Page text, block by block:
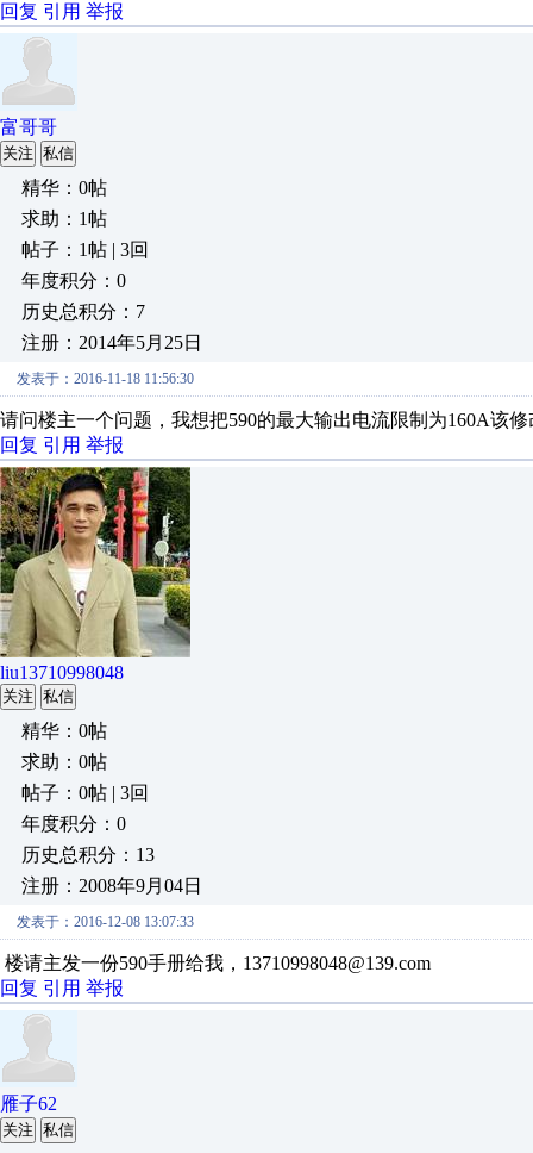
回复 引用 举报
富哥哥
关注 私信
精华：0帖
求助：1帖
帖子：1帖 | 3回
年度积分：0
历史总积分：7
注册：2014年5月25日
发表于：2016-11-18 11:56:30
请问楼主一个问题，我想把590的最大输出电流限制为160A该
回复 引用 举报
liu13710998048
关注 私信
精华：0帖
求助：0帖
帖子：0帖 | 3回
年度积分：0
历史总积分：13
注册：2008年9月04日
发表于：2016-12-08 13:07:33
楼请主发一份590手册给我，13710998048@139.com
回复 引用 举报
雁子62
关注 私信